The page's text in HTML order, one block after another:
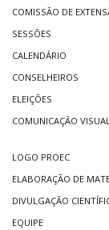
COMISSÃO DE
SESSÕES
CALENDÁRIO
CONSELHEIROS
ELEIÇÕES
COMUNICAÇÃO
LOGO PROEC
ELABORAÇÃO DE
DIVULGAÇÃO
EQUIPE